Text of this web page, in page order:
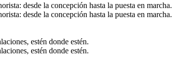
desde la concepción hasta la puesta en marcha.
desde la concepción hasta la puesta en marcha.
estén donde estén.
estén donde estén.